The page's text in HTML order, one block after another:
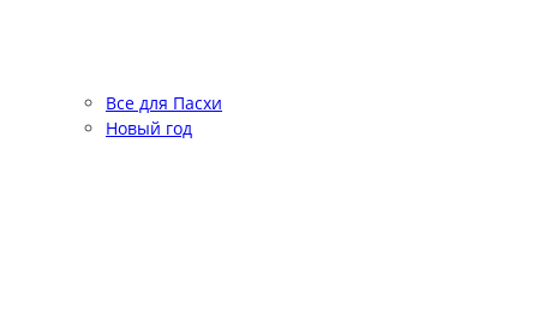
Все для Пасхи
Новый год